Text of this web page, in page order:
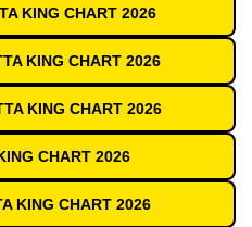
KING CHART 2026
KING CHART 2026
KING CHART 2026
CHART 2026
KING CHART 2026